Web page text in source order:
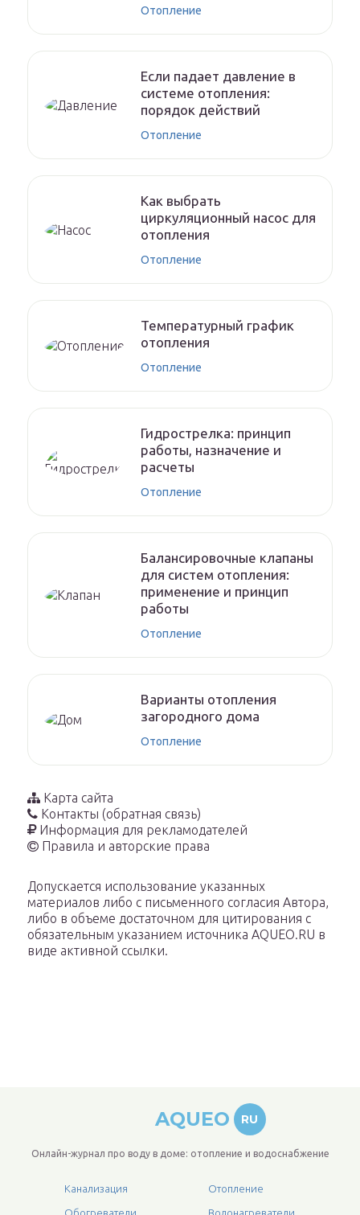
Отопление
Если падает давление в
системе отопления:
порядок действий
Отопление
Как выбрать
циркуляционный насос для
отопления
Отопление
Температурный график
отопления
Отопление
Гидрострелка: принцип
работы, назначение и
расчеты
Отопление
Балансировочные клапаны
для систем отопления:
применение и принцип
работы
Отопление
Варианты отопления
загородного дома
Отопление
Карта сайта
Контакты (обратная связь)
Информация для рекламодателей
Правила и авторские права
Допускается использование указанных
материалов либо с письменного согласия Автора,
либо в объеме достаточном для цитирования с
обязательным указанием источника AQUEO.RU в
виде активной ссылки.
AQUEO RU
Онлайн-журнал про воду в доме: отопление и водоснабжение
Канализация Отопление
Обогреватели Водонагреватели